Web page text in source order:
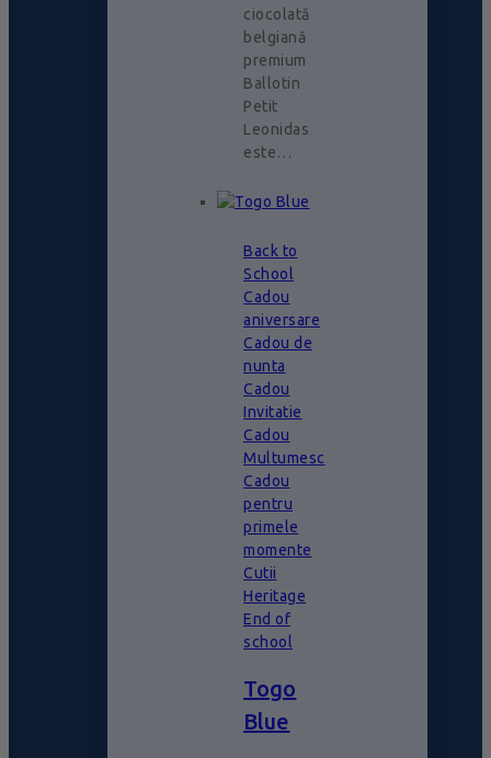
ciocolată
belgiană
premium
Ballotin
Petit
Leonidas
este…
Back to
School
Cadou
aniversare
Cadou de
nunta
Cadou
Invitatie
Cadou
Multumesc
Cadou
pentru
primele
momente
Cutii
Heritage
End of
school
Togo
Blue